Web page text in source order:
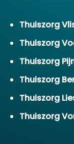
Thuiszorg
Thuiszorg
Thuiszorg
Thuiszorg
Thuiszorg
Thuiszorg